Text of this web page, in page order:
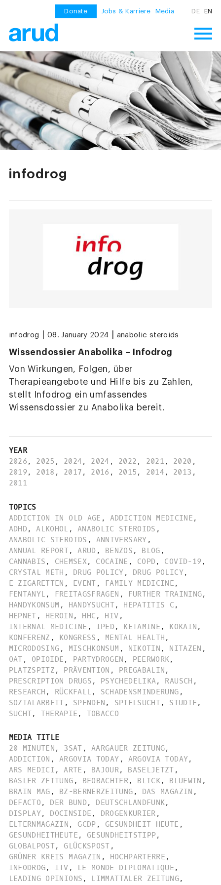
Donate Jobs & Karriere Media DE EN
infodrog
infodrog 08. January 2024 anabolic steroids
Wissendossier Anabolika – Infodrog
Von Wirkungen, Folgen, über
Therapieangebote und Hilfe bis zu Zahlen,
stellt Infodrog ein umfassendes
Wissensdossier zu Anabolika bereit.
YEAR
2026 , 2025 , 2024, 2024 , 2022 , 2021 , 2020 ,
2019, 2018 , 2017 , 2016 , 2015 , 2014, 2013 ,
2011
TOPICS
ADDICTION IN OLD AGE , ADDICTION MEDICINE ,
ADHD , ALKOHOL , ANABOLIC STEROIDS ,
ANABOLIC STEROIDS , ANNIVERSARY ,
ANNUAL REPORT, ARUD , BENZOS , BLOG ,
CANNABIS , CHEMSEX , COCAINE , COPD , COVID-19,
CRYSTAL METH , DRUG POLICY , DRUG POLICY,
E-ZIGARETTEN , EVENT , FAMILY MEDICINE ,
FENTANYL , FREITAGSFRAGEN , FURTHER TRAINING,
HANDYKONSUM , HANDYSUCHT, HEPATITIS C ,
HEPNET , HEROIN , HHC , HIV ,
INTERNAL MEDICINE , IPED , KETAMINE , KOKAIN ,
KONFERENZ , KONGRESS , MENTAL HEALTH ,
MICRODOSING , MISCHKONSUM , NIKOTIN , NITAZEN ,
OAT , OPIOIDE , PARTYDROGEN , PEERWORK,
PLATZSPITZ , PRÄVENTION , PREGABALIN ,
PRESCRIPTION DRUGS , PSYCHEDELIKA, RAUSCH ,
RESEARCH , RÜCKFALL , SCHADENSMINDERUNG ,
SOZIALARBEIT , SPENDEN , SPIELSUCHT, STUDIE ,
SUCHT, THERAPIE , TOBACCO
MEDIA TITLE
20 MINUTEN , 3SAT , AARGAUER ZEITUNG,
ADDICTION , ARGOVIA TODAY , ARGOVIA TODAY,
ARS MEDICI , ARTE , BAJOUR, BASELJETZT ,
BASLER ZEITUNG , BEOBACHTER, BLICK, BLUEWIN ,
BRAIN MAG , BZ-BERNERZEITUNG , DAS MAGAZIN ,
DEFACTO , DER BUND , DEUTSCHLANDFUNK,
DISPLAY, DOCINSIDE , DROGENKURIER ,
ELTERNMAGAZIN , GCDP , GESUNDHEIT HEUTE ,
GESUNDHEITHEUTE , GESUNDHEITSTIPP,
GLOBALPOST, GLÜCKSPOST ,
GRÜNER KREIS MAGAZIN , HOCHPARTERRE ,
INFODROG, ITV , LE MONDE DIPLOMATIQUE ,
LEADING OPINIONS , LIMMATTALER ZEITUNG,